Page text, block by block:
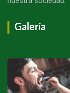
Galería